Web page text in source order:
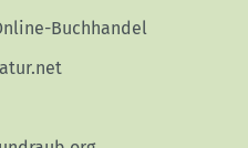
Buchhandel